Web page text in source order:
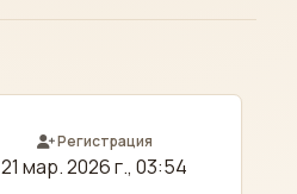
Регистрация
21 мар. 2026 г., 03:54